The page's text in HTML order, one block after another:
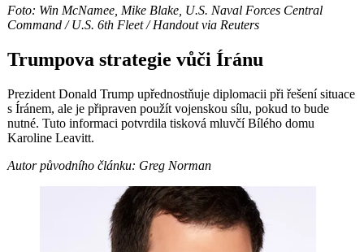
Foto: Win McNamee, Mike Blake, U.S. Naval Forces Central
Command / U.S. 6th Fleet / Handout via Reuters
Trumpova strategie vůči Íránu
Prezident Donald Trump upřednostňuje diplomacii při řešení situace
s Íránem, ale je připraven použít vojenskou sílu, pokud to bude
nutné. Tuto informaci potvrdila tisková mluvčí Bílého domu
Karoline Leavitt.
Autor původního článku: Greg Norman